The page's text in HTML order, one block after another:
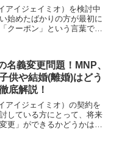
アイジェイミオ）を検討中
始めたばかりの方が最初に
クーポン」という言葉では
ポンは全く別の意味を持ち
...
名義変更問題！MNP、
供や結婚(離婚)はどう
底解説！
アイジェイミオ）の契約を
している方にとって、将来
更」ができるかどうかは非